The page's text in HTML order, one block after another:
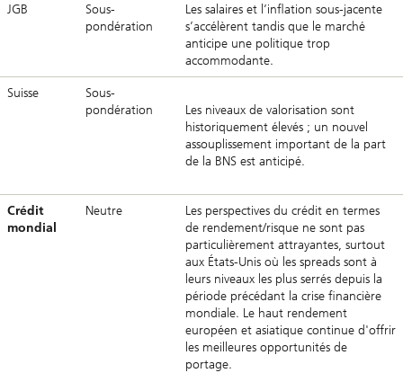
JGB
Sous-
pondération
Les salaires et l’inflation sous-jacente
s’accélèrent tandis que le marché
anticipe une politique trop
accommodante.
Suisse
Sous-
pondération
Les niveaux de valorisation sont
historiquement élevés ; un nouvel
assouplissement important de la part
de la BNS est anticipé.
Crédit
mondial
Neutre
Les perspectives du crédit en termes
de rendement/risque ne sont pas
particulièrement attrayantes, surtout
aux États-Unis où les spreads sont à
leurs niveaux les plus serrés depuis la
période précédant la crise financière
mondiale. Le haut rendement
européen et asiatique continue d'offrir
les meilleures opportunités de
portage.